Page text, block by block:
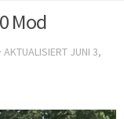
Mod
· AKTUALISIERT JUNI 3,